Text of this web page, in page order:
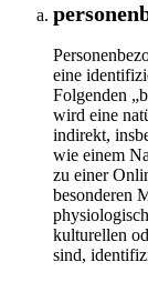
eine
Folgenden
wird eine
indirekt,
wie einem
zu einer
besonderen
kulturellen
sind,